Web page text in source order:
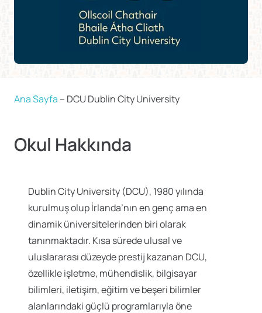
Ana Sayfa – DCU Dublin City University
Okul Hakkında
Dublin City University (DCU), 1980 yılında
kurulmuş olup İrlanda’nın en genç ama en
dinamik üniversitelerinden biri olarak
tanınmaktadır. Kısa sürede ulusal ve
uluslararası düzeyde prestij kazanan DCU,
özellikle işletme, mühendislik, bilgisayar
bilimleri, iletişim, eğitim ve beşeri bilimler
alanlarındaki güçlü programlarıyla öne